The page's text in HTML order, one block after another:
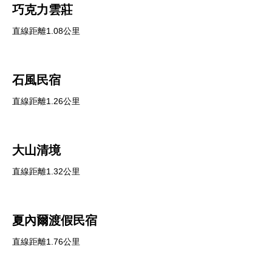
巧克力雲莊
直線距離1.08公里
石風民宿
直線距離1.26公里
大山清境
直線距離1.32公里
夏內爾渡假民宿
直線距離1.76公里